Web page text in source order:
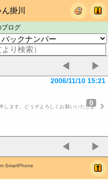
掛川
ログ
◀ ▶
2006/11/10 15:21
0
ます。どうぞよろしくお願いいたしま
◀ ▶
SmartPhone